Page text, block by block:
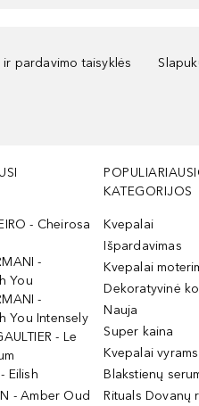
ir pardavimo taisyklės
- Cheirosa
-
You
-
You Intensely
- Le
Eilish
- Amber Oud
KATEGORIJOS
Kvepalai
Išpardavimas
Kvepalai
Dekoratyvinė
Nauja
Super kaina
Kvepalai vyrams
Blakstienų
Rituals Dovanų